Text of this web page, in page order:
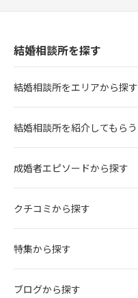
結婚相談所を探す
結婚相談所をエリアから探す
結婚相談所を紹介してもらう
成婚者エピソードから探す
クチコミから探す
特集から探す
ブログから探す